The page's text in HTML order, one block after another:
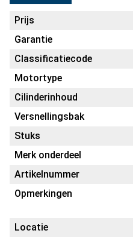
Prijs
Garantie
Classificatiecode
Motortype
Cilinderinhoud
Versnellingsbak
Stuks
Merk onderdeel
Artikelnummer
Opmerkingen
Locatie